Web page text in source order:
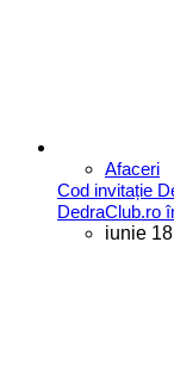
Afaceri
Cod invitație
DedraClub.ro
iunie